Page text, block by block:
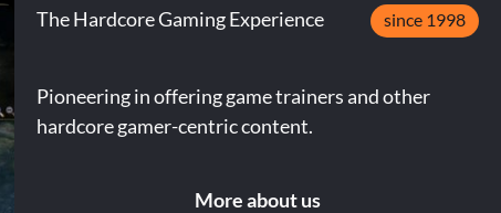
The Hardcore Gaming Experience since 1998
Pioneering in offering game trainers and other
hardcore gamer-centric content.
More about us